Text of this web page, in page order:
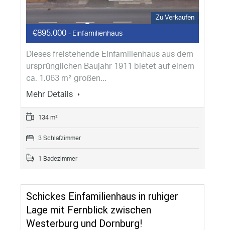
Zu Verkaufen
€895.000 - Einfamilienhaus
Dieses freistehende Einfamilienhaus aus dem
ursprünglichen Baujahr 1911 bietet auf einem
ca. 1.063 m² großen...
Mehr Details
134 m²
3 Schlafzimmer
1 Badezimmer
Schickes Einfamilienhaus in ruhiger
Lage mit Fernblick zwischen
Westerburg und Dornburg!